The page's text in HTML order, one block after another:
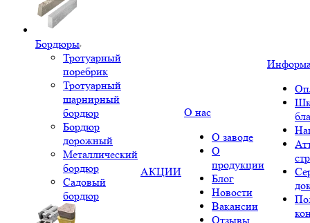
Бордюры
Тротуарный
поребрик
Тротуарный
шарнирный
бордюр
Бордюр
дорожный
Металлический
бордюр
Садовый
бордюр
АКЦИИ
О нас
О заводе
О
продукции
Блог
Новости
Вакансии
Отзывы